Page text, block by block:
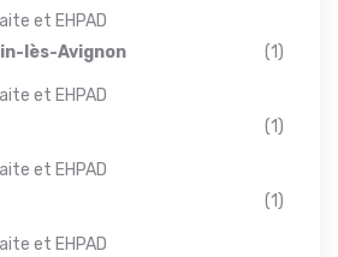
et EHPAD
lès-Avignon
(1)
et EHPAD
(1)
et EHPAD
(1)
et EHPAD